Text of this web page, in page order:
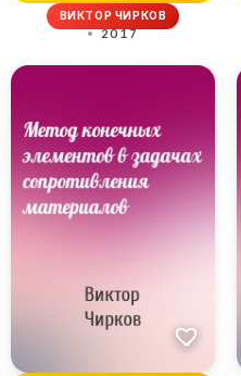
ВИКТОР ЧИРКОВ
2017